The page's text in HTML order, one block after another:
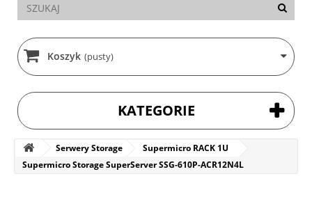
Koszyk (pusty)
KATEGORIE
Serwery Storage
Supermicro RACK 1U
Supermicro Storage SuperServer SSG-610P-ACR12N4L